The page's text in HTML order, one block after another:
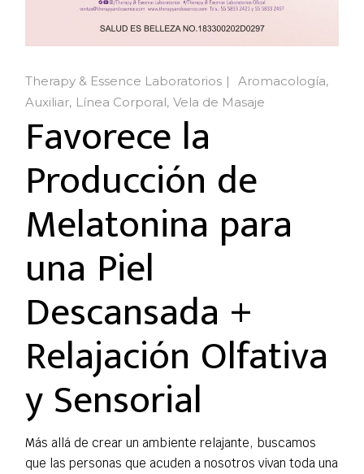
Therapy & Essence Laboratorios
Aromacología
Auxiliar Línea Corporal Vela de Masaje
Favorece la
Producción de
Melatonina para
una Piel
Descansada +
Relajación Olfativa
y Sensorial
Más allá de crear un ambiente relajante, buscamos
que las personas que acuden a nosotros vivan toda una